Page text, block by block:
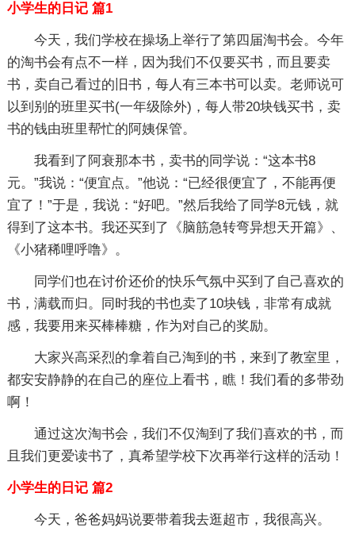
小学生的日记 篇1
今天，我们学校在操场上举行了第四届淘书会。今年
的淘书会有点不一样，因为我们不仅要买书，而且要卖
书，卖自己看过的旧书，每人有三本书可以卖。老师说可
以到别的班里买书(一年级除外)，每人带20块钱买书，卖
书的钱由班里帮忙的阿姨保管。
我看到了阿衰那本书，卖书的同学说：“这本书8
元。”我说：“便宜点。”他说：“已经很便宜了，不能再便
宜了！”于是，我说：“好吧。”然后我给了同学8元钱，就
得到了这本书。我还买到了《脑筋急转弯异想天开篇》、
《小猪稀哩呼噜》。
同学们也在讨价还价的快乐气氛中买到了自己喜欢的
书，满载而归。同时我的书也卖了10块钱，非常有成就
感，我要用来买棒棒糖，作为对自己的奖励。
大家兴高采烈的拿着自己淘到的书，来到了教室里，
都安安静静的在自己的座位上看书，瞧！我们看的多带劲
啊！
通过这次淘书会，我们不仅淘到了我们喜欢的书，而
且我们更爱读书了，真希望学校下次再举行这样的活动！
小学生的日记 篇2
今天，爸爸妈妈说要带着我去逛超市，我很高兴。